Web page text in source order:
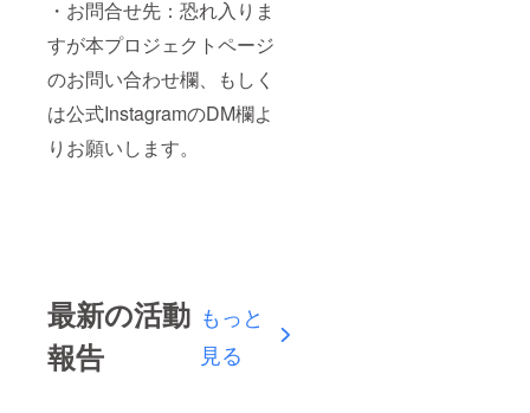
・お問合せ先：恐れ入りま
すが本プロジェクトページ
のお問い合わせ欄、もしく
は公式InstagramのDM欄よ
りお願いします。
最新の活動
報告
もっと
見る